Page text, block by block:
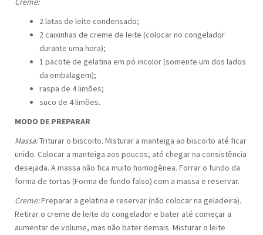
2 latas de leite condensado;
2 caixinhas de creme de leite (colocar no congelador
durante uma hora);
1 pacote de gelatina em pó incolor (somente um dos lados
da embalagem);
raspa de 4 limões;
suco de 4 limões.
MODO DE PREPARAR
Massa:Triturar o biscoito. Misturar a manteiga ao biscoito até ficar
unido. Colocar a manteiga aos poucos, até chegar na consistência
desejada. A massa não fica muito homogênea. Forrar o fundo da
forma de tortas (Forma de fundo falso) com a massa e reservar.
Creme:Preparar a gelatina e reservar (não colocar na geladeira).
Retirar o creme de leite do congelador e bater até começar a
aumentar de volume, mas não bater demais. Misturar o leite